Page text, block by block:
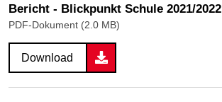
Bericht - Blickpunkt Schule 2021/2022
PDF-Dokument (2.0 MB)
Download